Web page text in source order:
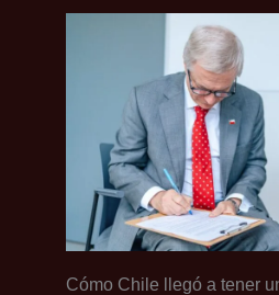
Cómo Chile llegó a tener